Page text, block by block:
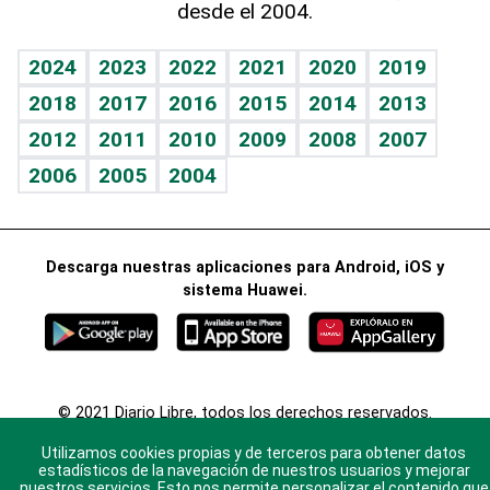
Vida y familia
Eñe
Celebrando la vida
Sin complejos
En pocas palabras
Escuchando al corazón
Economía Personal
BRV
TBT Deportivo
Más firmas
Guía del dinero
Horóscopos
Juegos
desde el 2004.
2024 2023 2022 2021 2020
2019
2018
2017 2016 2015 2014
2013
2012
2011 2010 2009 2008
2007
2006
2005 2004
Descarga nuestras aplicaciones para Android, iOS y
sistema Huawei.
© 2021 Diario Libre, todos los derechos reservados.
nosotros y conoce más sobre Diario Libre
Utilizamos cookies propias y de terceros para obtener datos
estadísticos de la navegación de nuestros usuarios y mejorar